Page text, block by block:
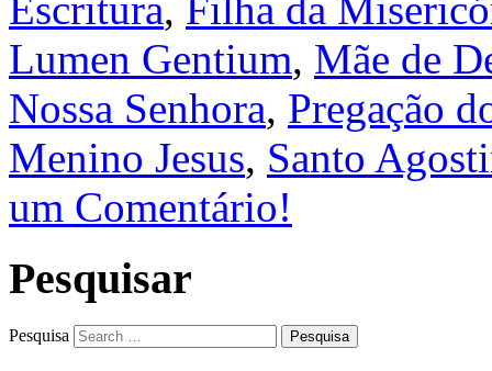
Escritura, Filha da
Lumen Gentium, Mãe de
Nossa Senhora, Pregação
Menino Jesus, Santo
um Comentário!
Pesquisar
Pesquisa